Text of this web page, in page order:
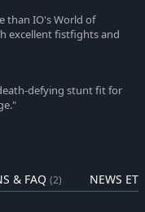
missions préférées
encore plus de plaisir
than IO's World of
excellent fistfights and
defying stunt fit for
& FAQ (2) NEWS ET